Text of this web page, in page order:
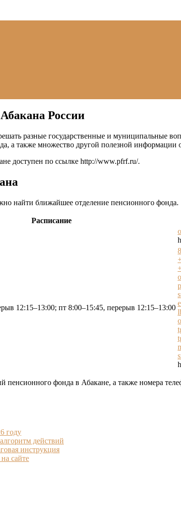
России
разные государственные и муниципальные
а также множество другой полезной информации
доступен по ссылке http://www.pfrf.ru/.
найти ближайшее отделение пенсионного фонда.
Расписание
12:15–13:00; пт 8:00–15:45, перерыв 12:15–13:00
пенсионного фонда в Абакане, а также номера
году
действий
инструкция
сайте